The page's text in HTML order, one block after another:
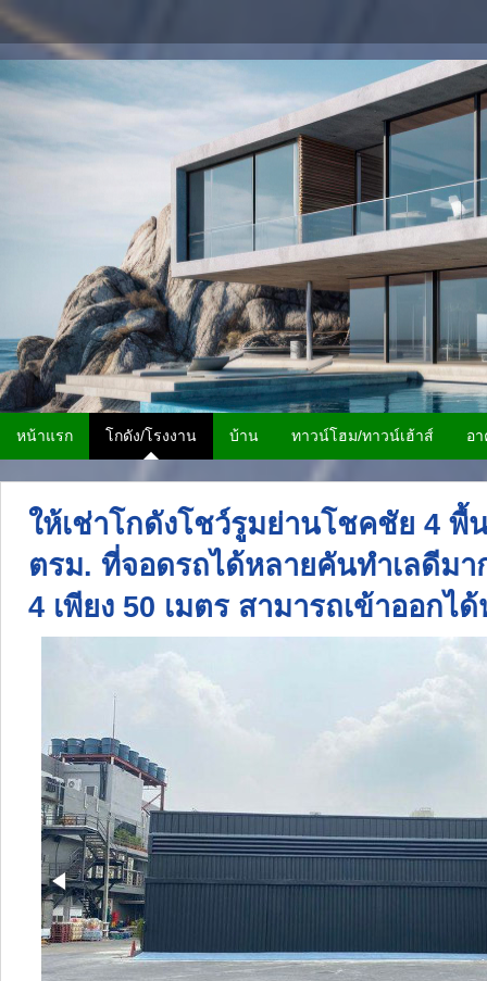
หน้าแรก โกดัง/โรงงาน บ้าน ทาวน์โฮม/ทาวน์เฮ้าส์ อ
ให้เช่าโกดังโชว์รูมย่านโชคชัย 4 พื้
ตรม. ที่จอดรถได้หลายคันทำเลดีม
4 เพียง 50 เมตร สามารถเข้าออกไ